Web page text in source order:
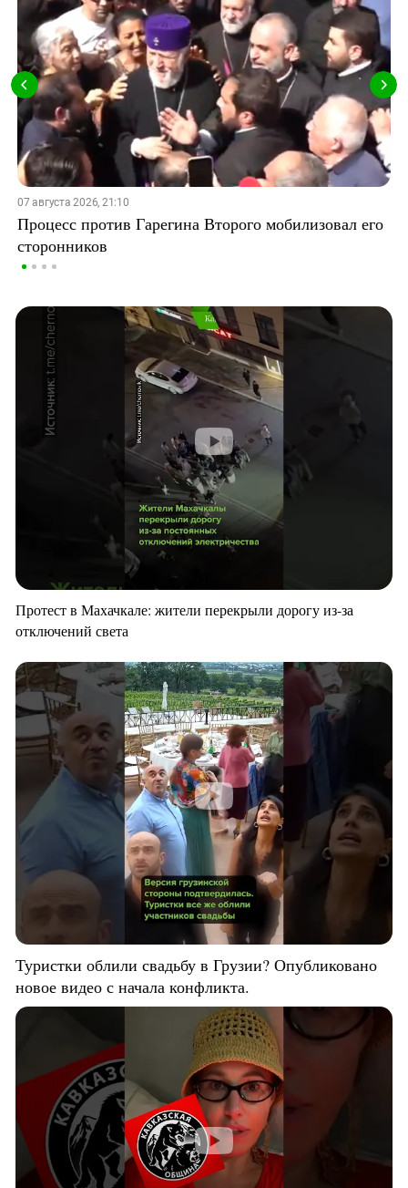
07 августа 2026, 21:10
Процесс против Гарегина Второго мобилизовал его
сторонников
Протест в Махачкале: жители перекрыли дорогу из-за
отключений света
Туристки облили свадьбу в Грузии? Опубликовано
новое видео с начала конфликта.